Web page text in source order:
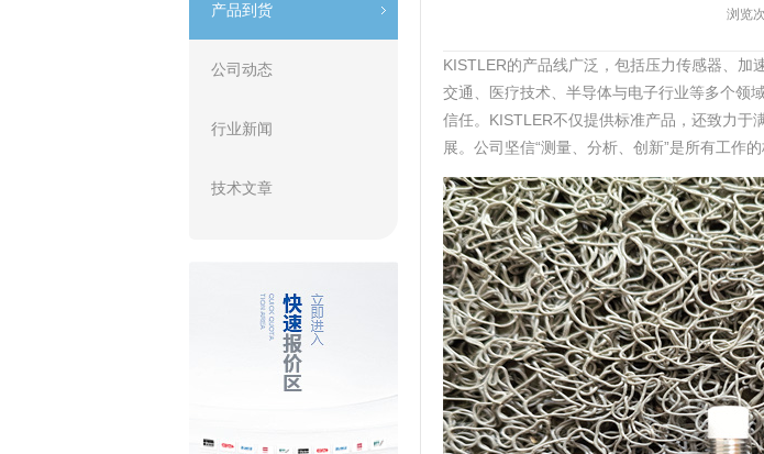
产品到货
公司动态
行业新闻
技术文章
浏览
KISTLER的产品线广泛，包括压力传感器、加
交通、医疗技术、半导体与电子行业等多个领
信任‌。KISTLER不仅提供标准产品，还致力于
展。公司坚信“测量、分析、创新”是所有工作